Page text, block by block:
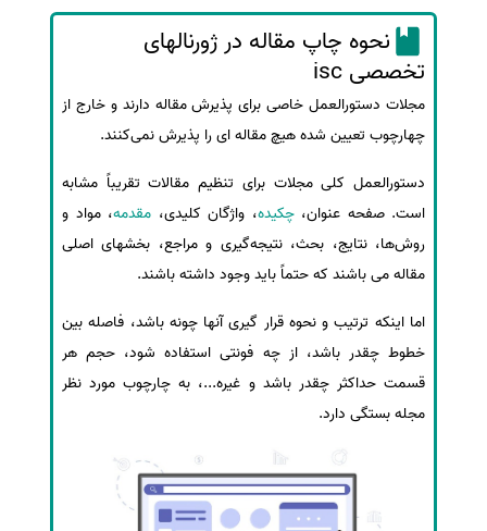
نحوه چاپ مقاله در ژورنالهای
تخصصی isc
مجلات دستورالعمل خاصی برای پذیرش مقاله دارند و خارج از
چهارچوب تعیین شده هیچ مقاله ای را پذیرش نمی‌کنند.
دستورالعمل کلی مجلات برای تنظیم مقالات تقریباً مشابه
است. صفحه عنوان،چکیده، واژگان کلیدی، مقدمه، مواد و
روش‌ها، نتایج، بحث، نتیجه‌گیری و مراجع، بخشهای اصلی
مقاله می باشند که حتماً باید وجود داشته باشند.
اما اینکه ترتیب و نحوه قرار گیری آنها چونه باشد، فاصله بین
خطوط چقدر باشد، از چه فونتی استفاده شود، حجم هر
قسمت حداکثر چقدر باشد و غیره...، به چارچوب مورد نظر
مجله بستگی دارد.